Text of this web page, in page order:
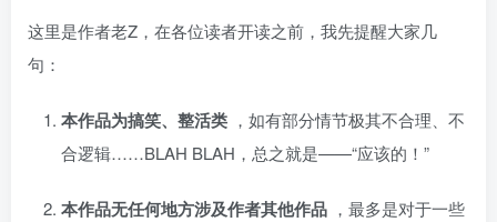
这里是作者老Z，在各位读者开读之前，我先提醒大家几
句：
本作品为搞笑、整活类 ，如有部分情节极其不合理、不
合逻辑……BLAH BLAH，总之就是——“应该的！”
本作品无任何地方涉及作者其他作品 ，最多是对于一些